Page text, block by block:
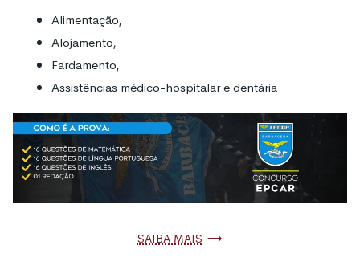
Alimentação,
Alojamento,
Fardamento,
Assistências médico-hospitalar e dentária
Saiba mais